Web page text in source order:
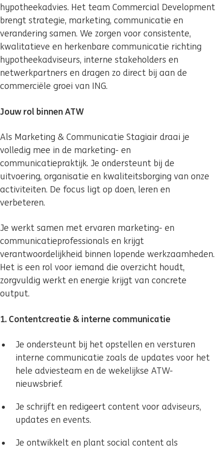
hypotheekadvies. Het team Commercial Development
brengt strategie, marketing, communicatie en
verandering samen. We zorgen voor consistente,
kwalitatieve en herkenbare communicatie richting
hypotheekadviseurs, interne stakeholders en
netwerkpartners en dragen zo direct bij aan de
commerciële groei van ING.
Jouw rol binnen ATW
Als Marketing & Communicatie Stagiair draai je
volledig mee in de marketing- en
communicatiepraktijk. Je ondersteunt bij de
uitvoering, organisatie en kwaliteitsborging van onze
activiteiten. De focus ligt op doen, leren en
verbeteren.
Je werkt samen met ervaren marketing- en
communicatieprofessionals en krijgt
verantwoordelijkheid binnen lopende werkzaamheden.
Het is een rol voor iemand die overzicht houdt,
zorgvuldig werkt en energie krijgt van concrete
output.
1. Contentcreatie & interne communicatie
Je ondersteunt bij het opstellen en versturen
interne communicatie zoals de updates voor het
hele adviesteam en de wekelijkse ATW-
nieuwsbrief.
Je schrijft en redigeert content voor adviseurs,
updates en events.
Je ontwikkelt en plant social content als